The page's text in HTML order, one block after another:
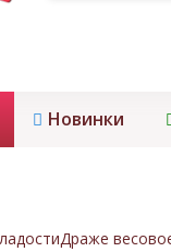
Новинки
Драже